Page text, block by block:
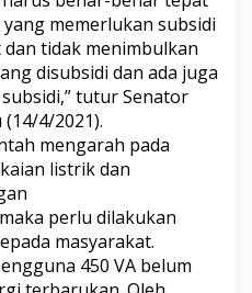
memerlukan subsidi
tidak menimbulkan
disubsidi dan ada juga
tutur Senator
4/2021).
mengarah pada
listrik dan
perlu dilakukan
masyarakat.
450 VA belum